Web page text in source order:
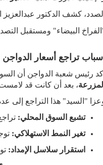
الصدد، كشف الدكتور عبدالعزيز
البيضاء" ومستقبل
أسباب تراجع أسعار
أكد رئيس شعبة الدواجن أن
المزرعة، بعد أن كانت قد لامست مستوى 92 جنيهاً، لتصل حالياً
"السيد" هذا التراجع إلى
تشبع السوق المحلي:
تغير النمط الاستهلاكي:
استقرار سلاسل الإمداد: